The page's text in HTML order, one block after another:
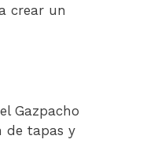
crear un
Gazpacho
de tapas y